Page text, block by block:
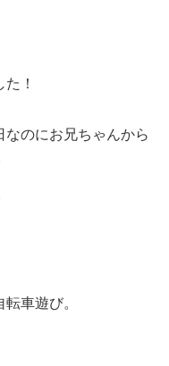
！
のにお兄ちゃんから
車遊び。